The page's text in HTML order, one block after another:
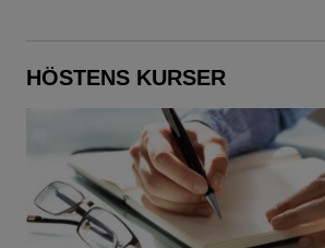
HÖSTENS KURSER